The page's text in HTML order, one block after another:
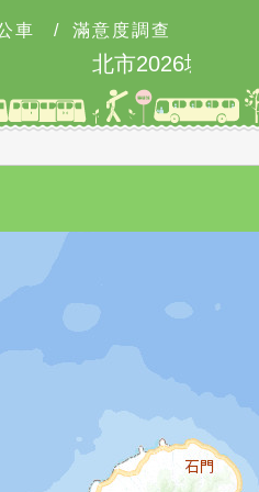
車 / 滿意度調查
北市2026城鎮韌